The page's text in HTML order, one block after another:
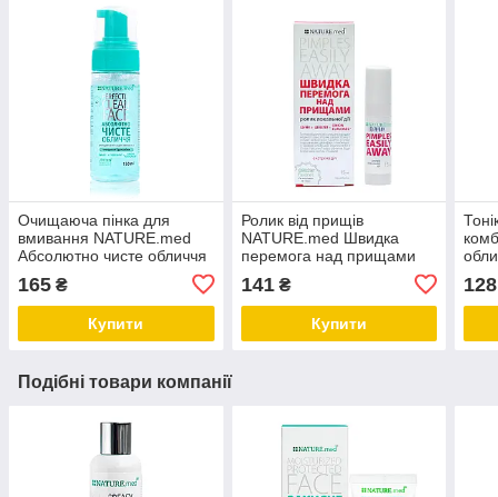
Очищаюча пінка для
вмивання NATURE.med
Абсолютно чисте обличчя
165 ₴
Купити
Ролик від прищів
NATURE.med Швидка
перемога над прищами
141₴
Купити
мл
128
Подібні товари компанії